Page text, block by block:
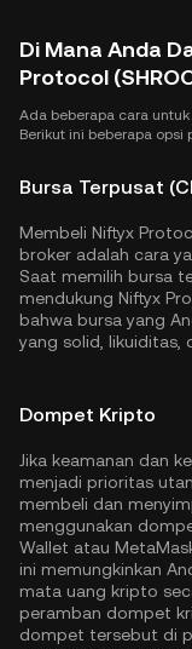
Di Mana Anda
Protocol
Ada beberapa cara untuk
Berikut ini beberapa
Bursa Terpusat
Membeli Niftyx
broker adalah cara
Saat memilih bursa
mendukung Niftyx
bahwa bursa yang
yang solid, likuiditas,
Dompet Kripto
Jika keamanan dan
menjadi prioritas
membeli dan
menggunakan
Wallet atau
ini memungkinkan
mata uang kripto
peramban dompet
dompet tersebut di